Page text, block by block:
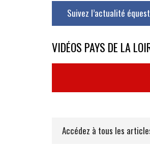
Suivez l’actualité
VIDÉOS PAYS DE LA
Accédez à tous les